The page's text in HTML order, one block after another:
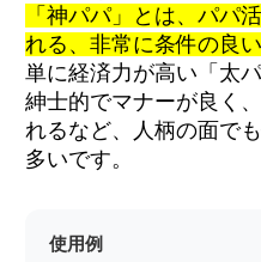
「神パパ」とは、パパ
れる、非常に条件の良
単に経済力が高い「太
紳士的でマナーが良く
れるなど、人柄の面で
多いです。
使用例